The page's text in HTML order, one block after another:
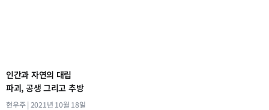
인간과 자연의 대립
파괴, 공생 그리고 추방
현우주 2021년 10월 18일